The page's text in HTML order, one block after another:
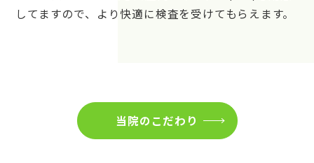
してますので、より快適に検査を受けてもらえます。
当院のこだわり